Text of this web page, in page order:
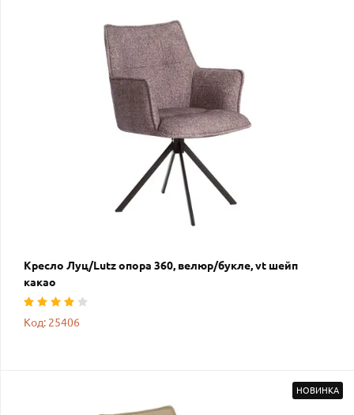
Кресло Луц/Lutz опора 360, велюр/букле, vt шейп
какао
Код: 25406
НОВИНКА